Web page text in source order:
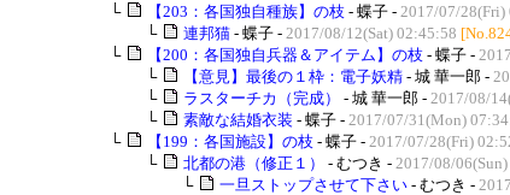
└
【203：各国独自種族】の枝 - 蝶子 - 2017/07/28(Fri)
└
連邦猫 - 蝶子 - 2017/08/12(Sat) 02:45:58
└
【200：各国独自兵器＆アイテム】の枝 - 蝶子 -
└
【意見】最後の１枠：電子妖精 - 城 華一郎 -
└
ラスターチカ（完成） - 城 華一郎 - 2017/08/
└
素敵な結婚衣装 - 蝶子 - 2017/07/31(Mon)
└
【199：各国施設】の枝 - 蝶子 - 2017/07/28(Fri)
└
北都の港（修正１） - むつき - 2017/08/
└
一旦ストップさせて下さい - むつき -